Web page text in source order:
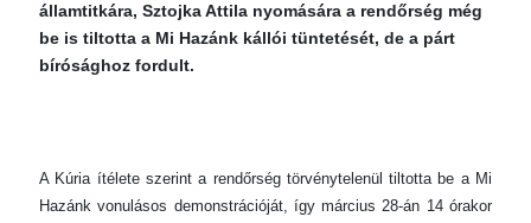
államtitkára, Sztojka Attila nyomására a rendőrség még
be is tiltotta a Mi Hazánk kállói tüntetését, de a párt
bírósághoz fordult.
A Kúria ítélete szerint a rendőrség törvénytelenül tiltotta be a Mi
Hazánk vonulásos demonstrációját, így március 28-án 14 órakor